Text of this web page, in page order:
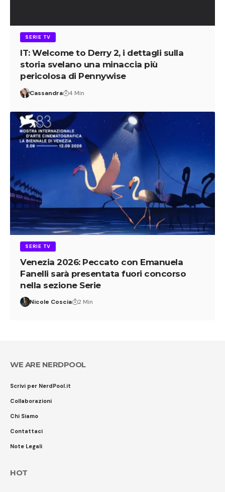
SERIE TV
IT: Welcome to Derry 2, i dettagli sulla
storia svelano una minaccia più
pericolosa di Pennywise
Cassandra 4 Min
SERIE TV
Venezia 2026: Peccato con Emanuela
Fanelli sarà presentata fuori concorso
nella sezione Serie
Nicole Coscia 2 Min
WE ARE NERDPOOL
Scrivi per NerdPool.it
Collaborazioni
Chi Siamo
Contattaci
Note Legali
HOT